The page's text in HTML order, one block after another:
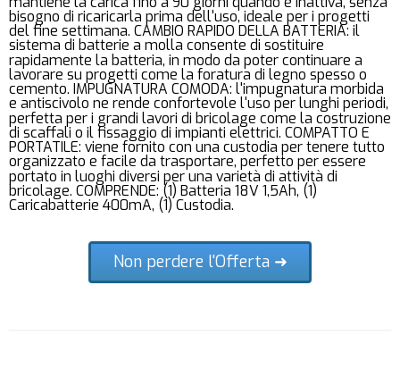
bisogno di ricaricarla prima dell'uso, ideale per i progetti
del fine settimana. CAMBIO RAPIDO DELLA BATTERIA: il
sistema di batterie a molla consente di sostituire
rapidamente la batteria, in modo da poter continuare a
lavorare su progetti come la foratura di legno spesso o
cemento. IMPUGNATURA COMODA: l'impugnatura morbida
e antiscivolo ne rende confortevole l'uso per lunghi periodi,
perfetta per i grandi lavori di bricolage come la costruzione
di scaffali o il fissaggio di impianti elettrici. COMPATTO E
PORTATILE: viene fornito con una custodia per tenere tutto
organizzato e facile da trasportare, perfetto per essere
portato in luoghi diversi per una varietà di attività di
bricolage. COMPRENDE: (1) Batteria 18V 1,5Ah, (1)
Caricabatterie 400mA, (1) Custodia.
Non perdere l'Offerta ➜